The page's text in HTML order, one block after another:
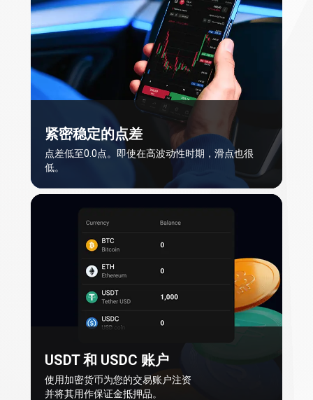
专
为
跃
易
者
紧密稳定的点差
点差低至0.0点。即使在高波动性时期，滑点也很
低。
USDT 和 USDC 账户
使用加密货币为您的交易账户注资
并将其用作保证金抵押品。